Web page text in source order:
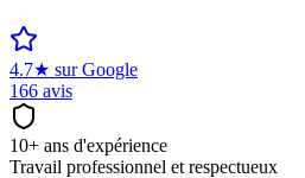
4.7★ sur Google
166 avis
10+ ans d'expérience
Travail professionnel et respectueux